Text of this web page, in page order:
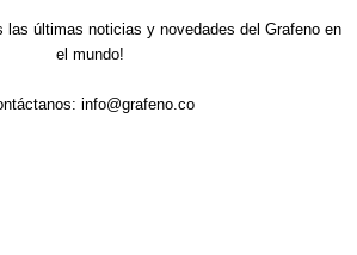
las últimas noticias y novedades del Grafeno en
el mundo!
info@grafeno.co